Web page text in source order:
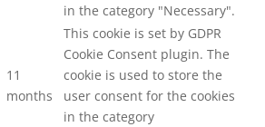
in the category "Necessary".
11
months
This cookie is set by GDPR
Cookie Consent plugin. The
cookie is used to store the
user consent for the cookies
in the category